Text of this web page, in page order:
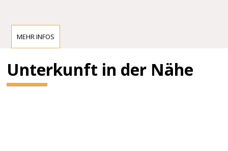
MEHR INFOS
Unterkunft in der Nähe